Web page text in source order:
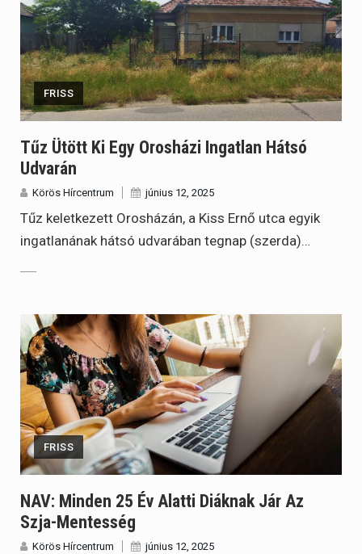
FRISS
Tűz Ütött Ki Egy Orosházi Ingatlan Hátsó
Udvarán
Körös Hírcentrum június 12, 2025
Tűz keletkezett Orosházán, a Kiss Ernő utca egyik
ingatlanának hátsó udvarában tegnap (szerda)…
FRISS
NAV: Minden 25 Év Alatti Diáknak Jár Az
Szja-Mentesség
Körös Hírcentrum június 12, 2025